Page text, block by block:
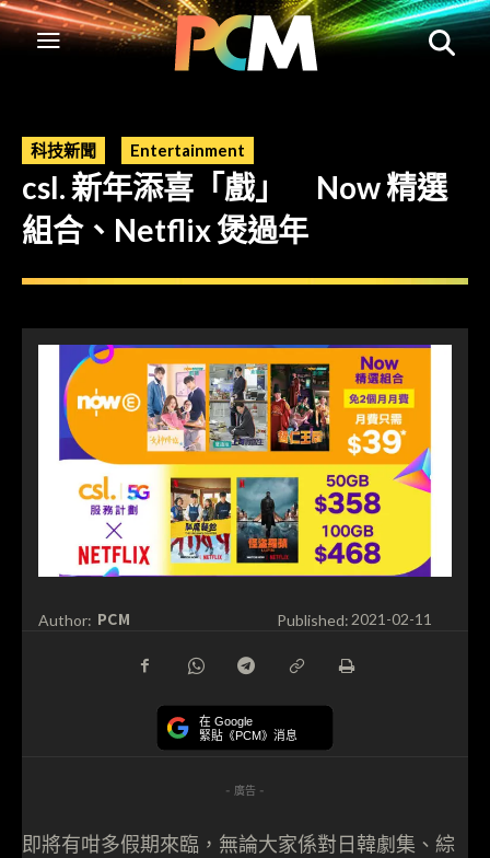
科技新聞 Entertainment
csl. 新年添喜「戲」 Now 精選
組合、Netflix 煲過年
Author: PCM Published:2021-02-11
在 Google
緊貼《PCM》消息
- 廣告 -
即將有咁多假期來臨，無論大家係對日韓劇集、綜